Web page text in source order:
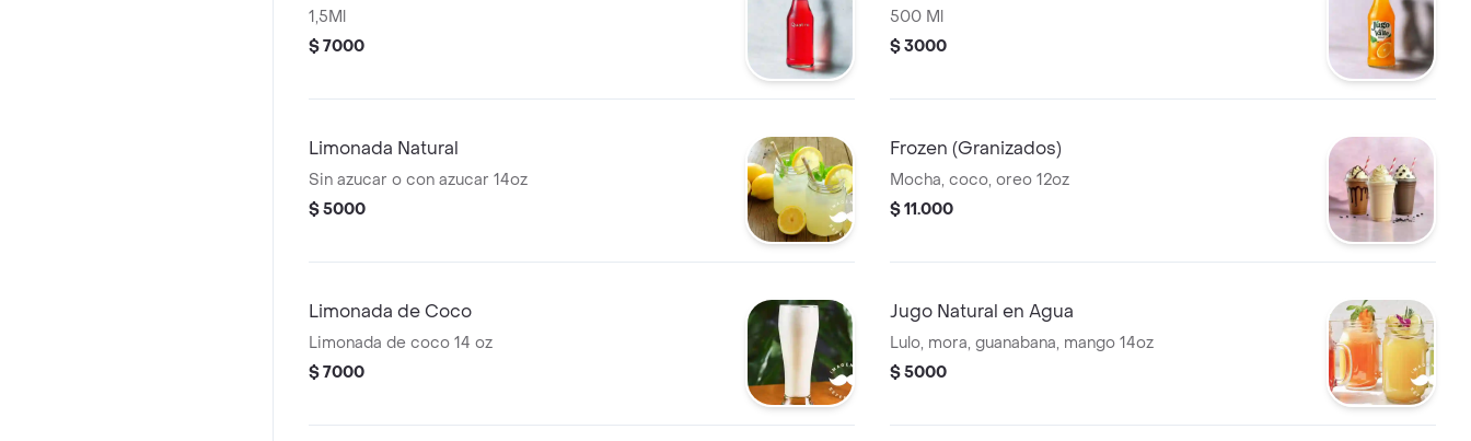
1,5Ml
$ 7000
500 Ml
$ 3000
Limonada Natural
Sin azucar o con azucar 14oz
$ 5000
Frozen (Granizados)
Mocha, coco, oreo 12oz
$ 11.000
Limonada de Coco
Limonada de coco 14 oz
$ 7000
Jugo Natural en Agua
Lulo, mora, guanabana, mango 14oz
$ 5000